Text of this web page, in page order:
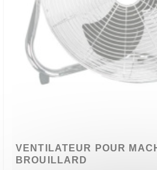
VENTILATEUR POUR
BROUILLARD